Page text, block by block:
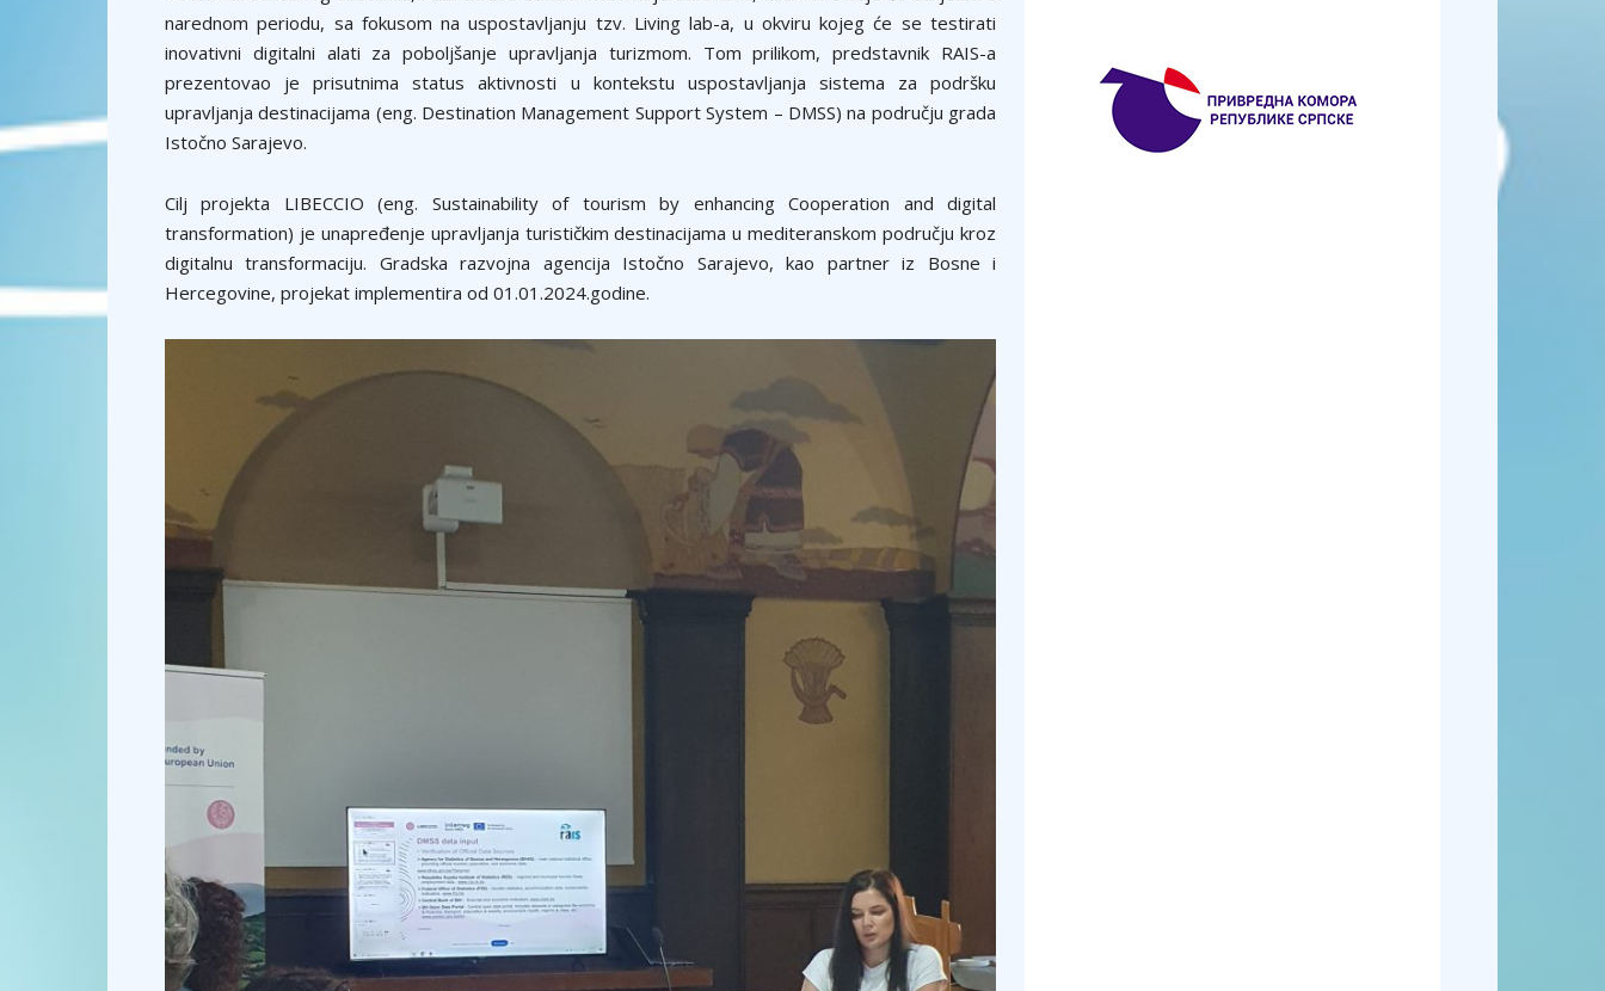
narednom periodu, sa fokusom na uspostavljanju tzv. Living lab-a, u okviru kojeg će se testirati
inovativni digitalni alati za poboljšanje upravljanja turizmom. Tom prilikom, predstavnik RAIS-a
prezentovao je prisutnima status aktivnosti u kontekstu uspostavljanja sistema za podršku
upravljanja destinacijama (eng. Destination Management Support System – DMSS) na području grada
Istočno Sarajevo.
Cilj projekta LIBECCIO (eng. Sustainability of tourism by enhancing Cooperation and digital
transformation) je unapređenje upravljanja turističkim destinacijama u mediteranskom području kroz
digitalnu transformaciju. Gradska razvojna agencija Istočno Sarajevo, kao partner iz Bosne i
Hercegovine, projekat implementira od 01.01.2024.godine.